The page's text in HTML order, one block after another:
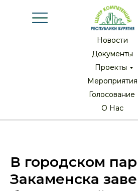
Новости
Новости
Документы
Документы
Мероприятия
Мероприятия
Проекты
Проекты
О Нас
О Нас
Голосование
Голосование
В городском
Закаменска